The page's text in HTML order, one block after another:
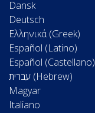
Dansk
Deutsch
Ελληνικά (Greek)
Español (Latino)
Español (Castellano)
Magyar
Italiano